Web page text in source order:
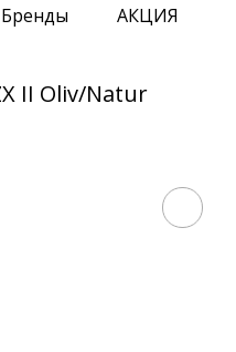
Бренды АКЦИЯ
II Oliv/Natur